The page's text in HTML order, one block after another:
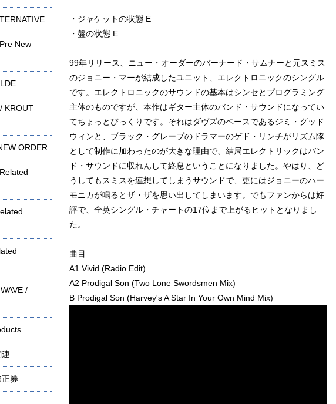
・ジャケットの状態 E
・盤の状態 E
99年リリース、ニュー・オーダーのバーナード・サムナーと元スミス
のジョニー・マーが結成したユニット、エレクトロニックのシングル
です。エレクトロニックのサウンドの基本はシンセとプログラミング
主体のものですが、本作はギター主体のバンド・サウンドになってい
てちょっとびっくりです。それはダヴズのベースであるジミ・グッド
ウィンと、ブラック・グレープのドラマーのゲド・リンチがリズム隊
として制作に加わったのが大きな理由で、結局エレクトリックはバン
ド・サウンドに収れんして終息ということになりました。やはり、ど
うしてもスミスを連想してしまうサウンドで、更にはジョニーのハー
モニカが鳴るとザ・ザを思い出してしまいます。でもファンからは好
評で、全英シングル・チャートの17位まで上がるヒットとなりまし
た。
曲目
A1 Vivid (Radio Edit)
A2 Prodigal Son (Two Lone Swordsmen Mix)
B Prodigal Son (Harvey's A Star In Your Own Mind Mix)
New
KROUT
ORDER
/
券